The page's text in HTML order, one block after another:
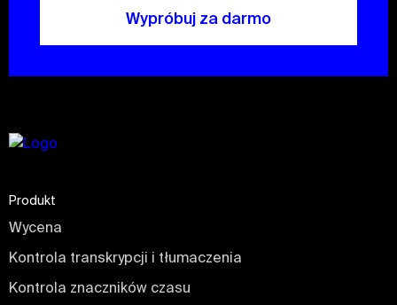
Wypróbuj za darmo
Produkt
Wycena
Kontrola transkrypcji i tłumaczenia
Kontrola znaczników czasu